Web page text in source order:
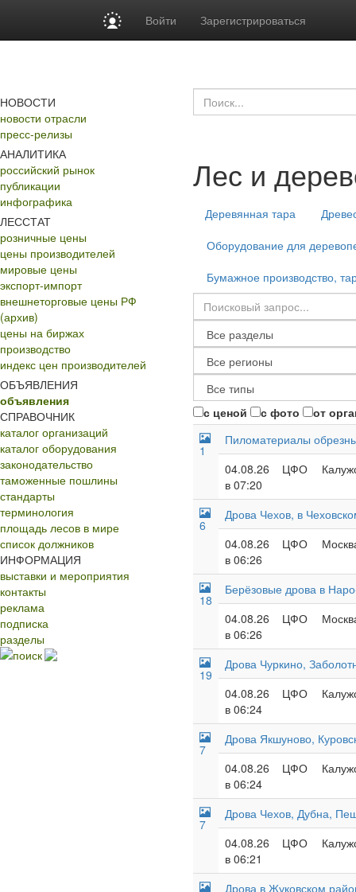
Войти Зарегистрироваться
НОВОСТИ
новости отрасли
пресс-релизы
АНАЛИТИКА
российский рынок
публикации
инфографика
ЛЕССТАТ
розничные цены
цены производителей
мировые цены
экспорт-импорт
внешнеторговые цены РФ
(архив)
цены на биржах
производство
индекс цен производителей
ОБЪЯВЛЕНИЯ
объявления
СПРАВОЧНИК
каталог организаций
каталог оборудования
законодательство
таможенные пошлины
стандарты
терминология
площадь лесов в мире
список должников
ИНФОРМАЦИЯ
выставки и мероприятия
контакты
реклама
подписка
разделы
поиск
Лес и
Деревянная тара
Оборудование для
Бумажное производство,
с ценой с фото от
1
Пиломатериалы
04.08.26
в 07:20
ЦФО
6
Дрова Чехов, в
04.08.26
в 06:26
ЦФО
18
Берёзовые дрова в
04.08.26
в 06:26
ЦФО
19
Дрова Чуркино,
04.08.26
в 06:24
ЦФО
7
Дрова Якшуново,
04.08.26
в 06:24
ЦФО
7
Дрова Чехов, Дубна,
04.08.26
в 06:21
ЦФО
Дрова в Жуковском